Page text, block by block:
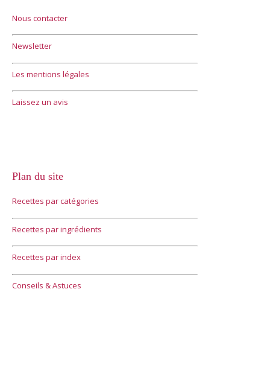
Nous contacter
Newsletter
Les mentions légales
Laissez un avis
Plan du site
Recettes par catégories
Recettes par ingrédients
Recettes par index
Conseils & Astuces